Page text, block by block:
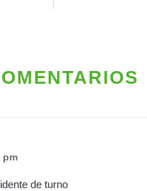
pm
de turno